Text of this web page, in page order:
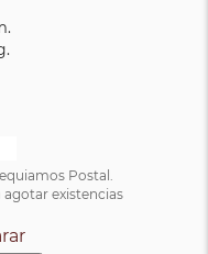
Postal.
existencias